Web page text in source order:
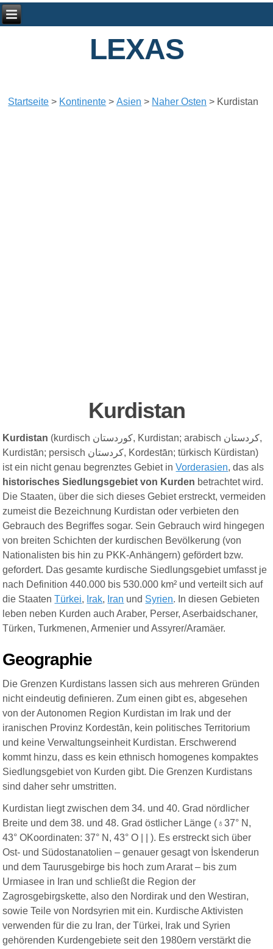
LEXAS
Startseite > Kontinente >Asien > Naher Osten > Kurdistan
Kurdistan
Kurdistan (kurdisch کوردستان, Kurdistan; arabisch كردستان,
Kurdistān; persisch کردستان, Kordestān; türkisch Kürdistan)
ist ein nicht genau begrenztes Gebiet inVorderasien, das als
historisches Siedlungsgebiet von Kurden betrachtet wird.
Die Staaten, über die sich dieses Gebiet erstreckt, vermeiden
zumeist die Bezeichnung Kurdistan oder verbieten den
Gebrauch des Begriffes sogar. Sein Gebrauch wird hingegen
von breiten Schichten der kurdischen Bevölkerung (von
Nationalisten bis hin zu PKK-Anhängern) gefördert bzw.
gefordert. Das gesamte kurdische Siedlungsgebiet umfasst je
nach Definition 440.000 bis 530.000 km² und verteilt sich auf
die StaatenTürkei, Irak, Iran und Syrien. In diesen Gebieten
leben neben Kurden auch Araber, Perser, Aserbaidschaner,
Türken, Turkmenen, Armenier und Assyrer/Aramäer.
Geographie
Die Grenzen Kurdistans lassen sich aus mehreren Gründen
nicht eindeutig definieren. Zum einen gibt es, abgesehen
von der Autonomen Region Kurdistan im Irak und der
iranischen Provinz Kordestān, kein politisches Territorium
und keine Verwaltungseinheit Kurdistan. Erschwerend
kommt hinzu, dass es kein ethnisch homogenes kompaktes
Siedlungsgebiet von Kurden gibt. Die Grenzen Kurdistans
sind daher sehr umstritten.
Kurdistan liegt zwischen dem 34. und 40. Grad nördlicher
Breite und dem 38. und 48. Grad östlicher Länge (♁37° N,
43° OKoordinaten: 37° N, 43° O | | ). Es erstreckt sich über
Ost- und Südostanatolien – genauer gesagt von İskenderun
und dem Taurusgebirge bis hoch zum Ararat – bis zum
Urmiasee in Iran und schließt die Region der
Zagrosgebirgskette, also den Nordirak und den Westiran,
sowie Teile von Nordsyrien mit ein. Kurdische Aktivisten
verwenden für die zu Iran, der Türkei, Irak und Syrien
gehörenden Kurdengebiete seit den 1980ern verstärkt die